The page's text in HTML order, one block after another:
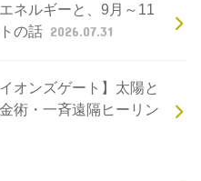
ネルギーと、9月～11
の話 2026.07.31
オンズゲート】太陽と
術・一斉遠隔ヒーリン